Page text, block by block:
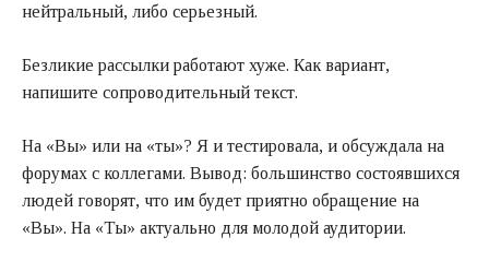
нейтральный, либо серьезный.
Безликие рассылки работают хуже. Как вариант,
напишите сопроводительный текст.
На «Вы» или на «ты»? Я и тестировала, и обсуждала на
форумах с коллегами. Вывод: большинство состоявшихся
людей говорят, что им будет приятно обращение на
«Вы». На «Ты» актуально для молодой аудитории.